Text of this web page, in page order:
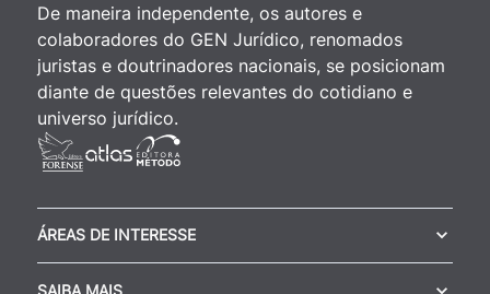
De maneira independente, os autores e
colaboradores do GEN Jurídico, renomados
juristas e doutrinadores nacionais, se posicionam
diante de questões relevantes do cotidiano e
universo jurídico.
ÁREAS DE INTERESSE